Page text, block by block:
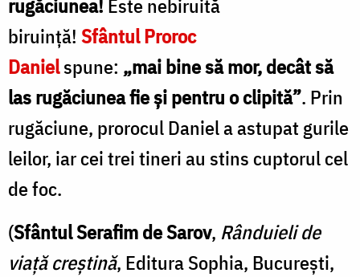
rugăciunea! Este nebiruită
biruință! Sfântul Proroc
Danielspune: „mai bine să mor, decât să
las rugăciunea fie și pentru o clipită”. Prin
rugăciune, prorocul Daniel a astupat gurile
leilor, iar cei trei tineri au stins cuptorul cel
de foc.
(Sfântul Serafim de Sarov, Rânduieli de
viață creștină, Editura Sophia, București,